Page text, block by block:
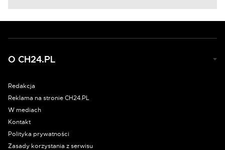
O CH24.PL
Redakcja
Reklama na stronie CH24.PL
W mediach
Kontakt
Polityka prywatności
Zasady korzystania z serwisu